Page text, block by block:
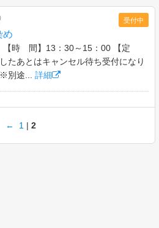
受付中
め
【時 間】13：30～15：00 【定
あとはキャンセル待ち受付になり
別途... 詳細
← 1 | 2